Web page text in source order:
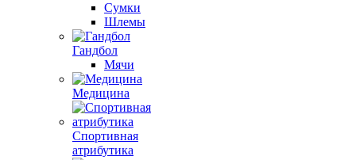
Сумки
Шлемы
Гандбол
Мячи
Медицина
Спортивная
атрибутика